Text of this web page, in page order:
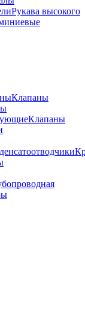
Рукава высокого
Клапаны
Клапаны